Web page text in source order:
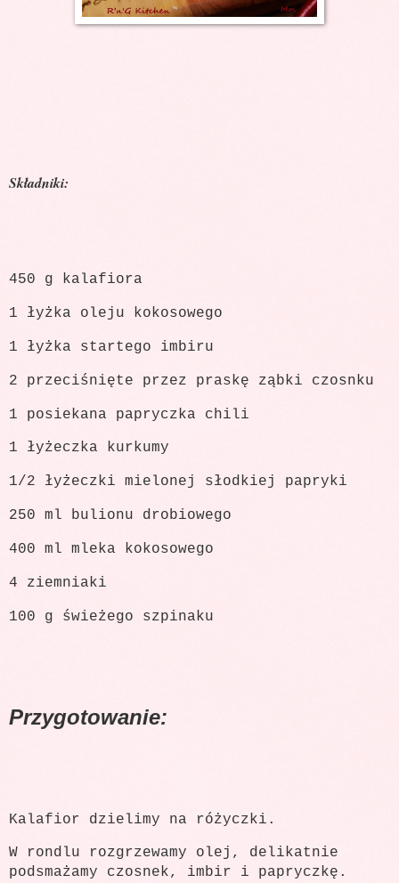
Składniki:
450 g kalafiora
1 łyżka oleju kokosowego
1 łyżka startego imbiru
2 przeciśnięte przez praskę ząbki czosnku
1 posiekana papryczka chili
1 łyżeczka kurkumy
1/2 łyżeczki mielonej słodkiej papryki
250 ml bulionu drobiowego
400 ml mleka kokosowego
4 ziemniaki
100 g świeżego szpinaku
Przygotowanie:
Kalafior dzielimy na różyczki.
W rondlu rozgrzewamy olej, delikatnie
podsmażamy czosnek, imbir i papryczkę.